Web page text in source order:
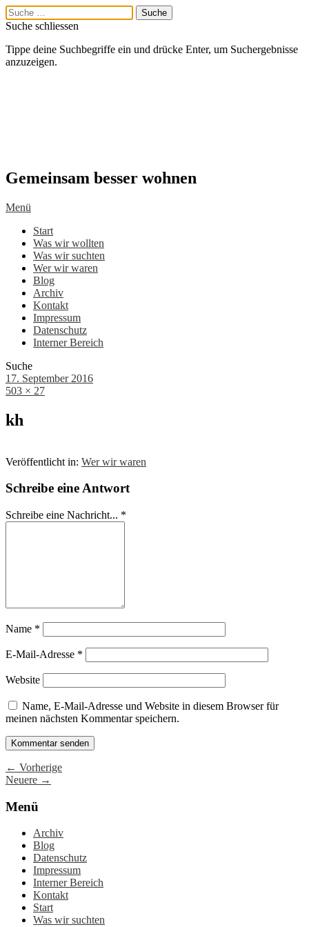
Suche schliessen
Tippe deine Suchbegriffe ein und drücke Enter, um Suchergebnisse
anzuzeigen.
Gemeinsam besser wohnen
Menü
Start
Was wir wollten
Was wir suchten
Wer wir waren
Blog
Archiv
Kontakt
Impressum
Datenschutz
Interner Bereich
Suche
17. September 2016
503 × 27
kh
Veröffentlicht in: Wer wir waren
Schreibe eine Antwort
Schreibe eine Nachricht... *
Name *
E-Mail-Adresse *
Website
Name, E-Mail-Adresse und Website in diesem Browser für
meinen nächsten Kommentar speichern.
← Vorherige
Neuere →
Menü
Archiv
Blog
Datenschutz
Impressum
Interner Bereich
Kontakt
Start
Was wir suchten